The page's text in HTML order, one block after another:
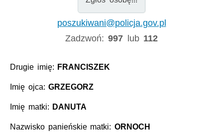
poszukiwani@policja.gov.pl
Zadzwoń:997 lub 112
Drugie imię: FRANCISZEK
Imię ojca:GRZEGORZ
Imię matki: DANUTA
Nazwisko panieńskie matki: ORNOCH